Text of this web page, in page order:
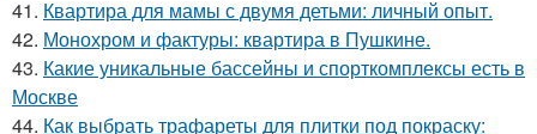
41. Квартира для мамы с двумя детьми: личный опыт.
42. Монохром и фактуры: квартира в Пушкине.
43. Какие уникальные бассейны и спорткомплексы есть в
Москве
44. Как выбрать трафареты для плитки под покраску: